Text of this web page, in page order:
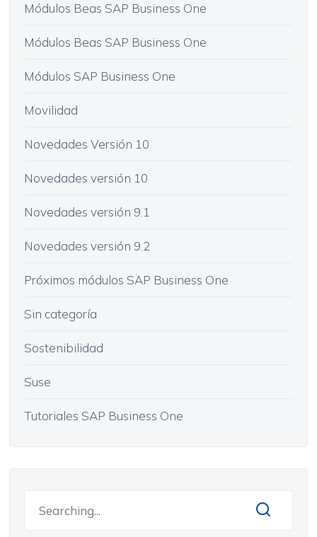
Módulos Beas SAP Business One
Módulos Beas SAP Business One
Módulos SAP Business One
Movilidad
Novedades Versión 10
Novedades versión 10
Novedades versión 9.1
Novedades versión 9.2
Próximos módulos SAP Business One
Sin categoría
Sostenibilidad
Suse
Tutoriales SAP Business One